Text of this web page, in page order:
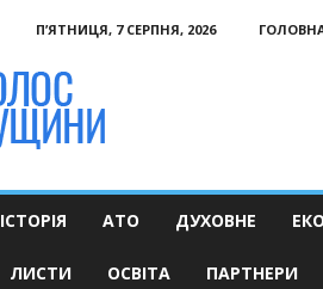
П’ЯТНИЦЯ, 7 СЕРПНЯ, 2026
ІСТОРІЯ АТО ДУХОВНЕ
ЛИСТИ ОСВІТА ПАРТНЕРИ